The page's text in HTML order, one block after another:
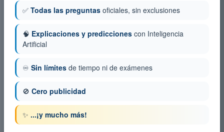
✅ Todas las preguntas oficiales, sin exclusiones
🧠 Explicaciones y predicciones con Inteligencia
Artificial
♾️ Sin límites de tiempo ni de exámenes
🚫 Cero publicidad
✨ ...¡y mucho más!